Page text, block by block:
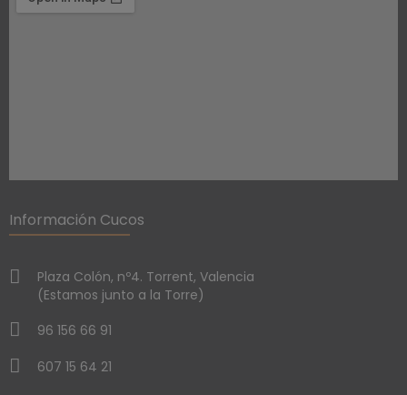
Información Cucos
Plaza Colón, nº4. Torrent, Valencia
(Estamos junto a la Torre)
96 156 66 91
607 15 64 21